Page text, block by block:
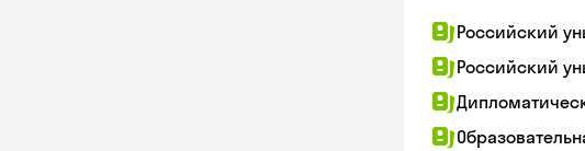
Российский
Российский